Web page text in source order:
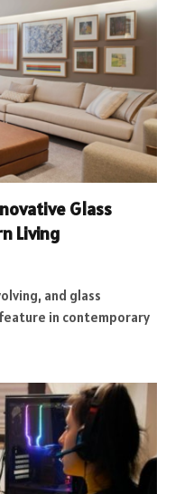
Glass
Living
and glass
in contemporary